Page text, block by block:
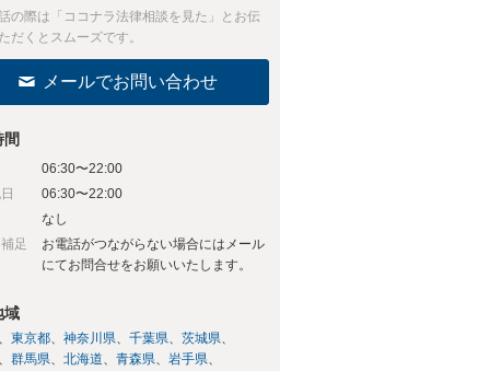
の際は「ココナラ法律相談を見た」とお伝
だくとスムーズです。
メールでお問い合わせ
06:30〜22:00
06:30〜22:00
なし
足
お電話がつながらない場合にはメール
にてお問合せをお願いいたします。
域
東京都 神奈川県 千葉県
茨城県
群馬県
北海道 青森県
岩手県